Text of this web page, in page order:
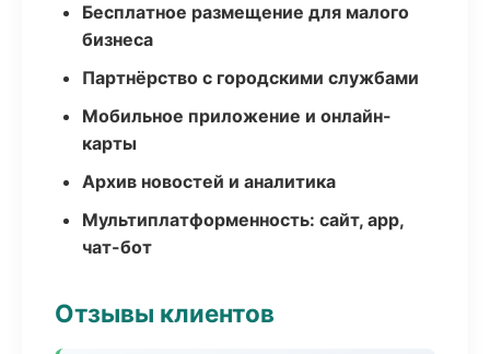
Бесплатное размещение для малого
бизнеса
Партнёрство с городскими службами
Мобильное приложение и онлайн-
карты
Архив новостей и аналитика
Мультиплатформенность: сайт, app,
чат-бот
Отзывы клиентов